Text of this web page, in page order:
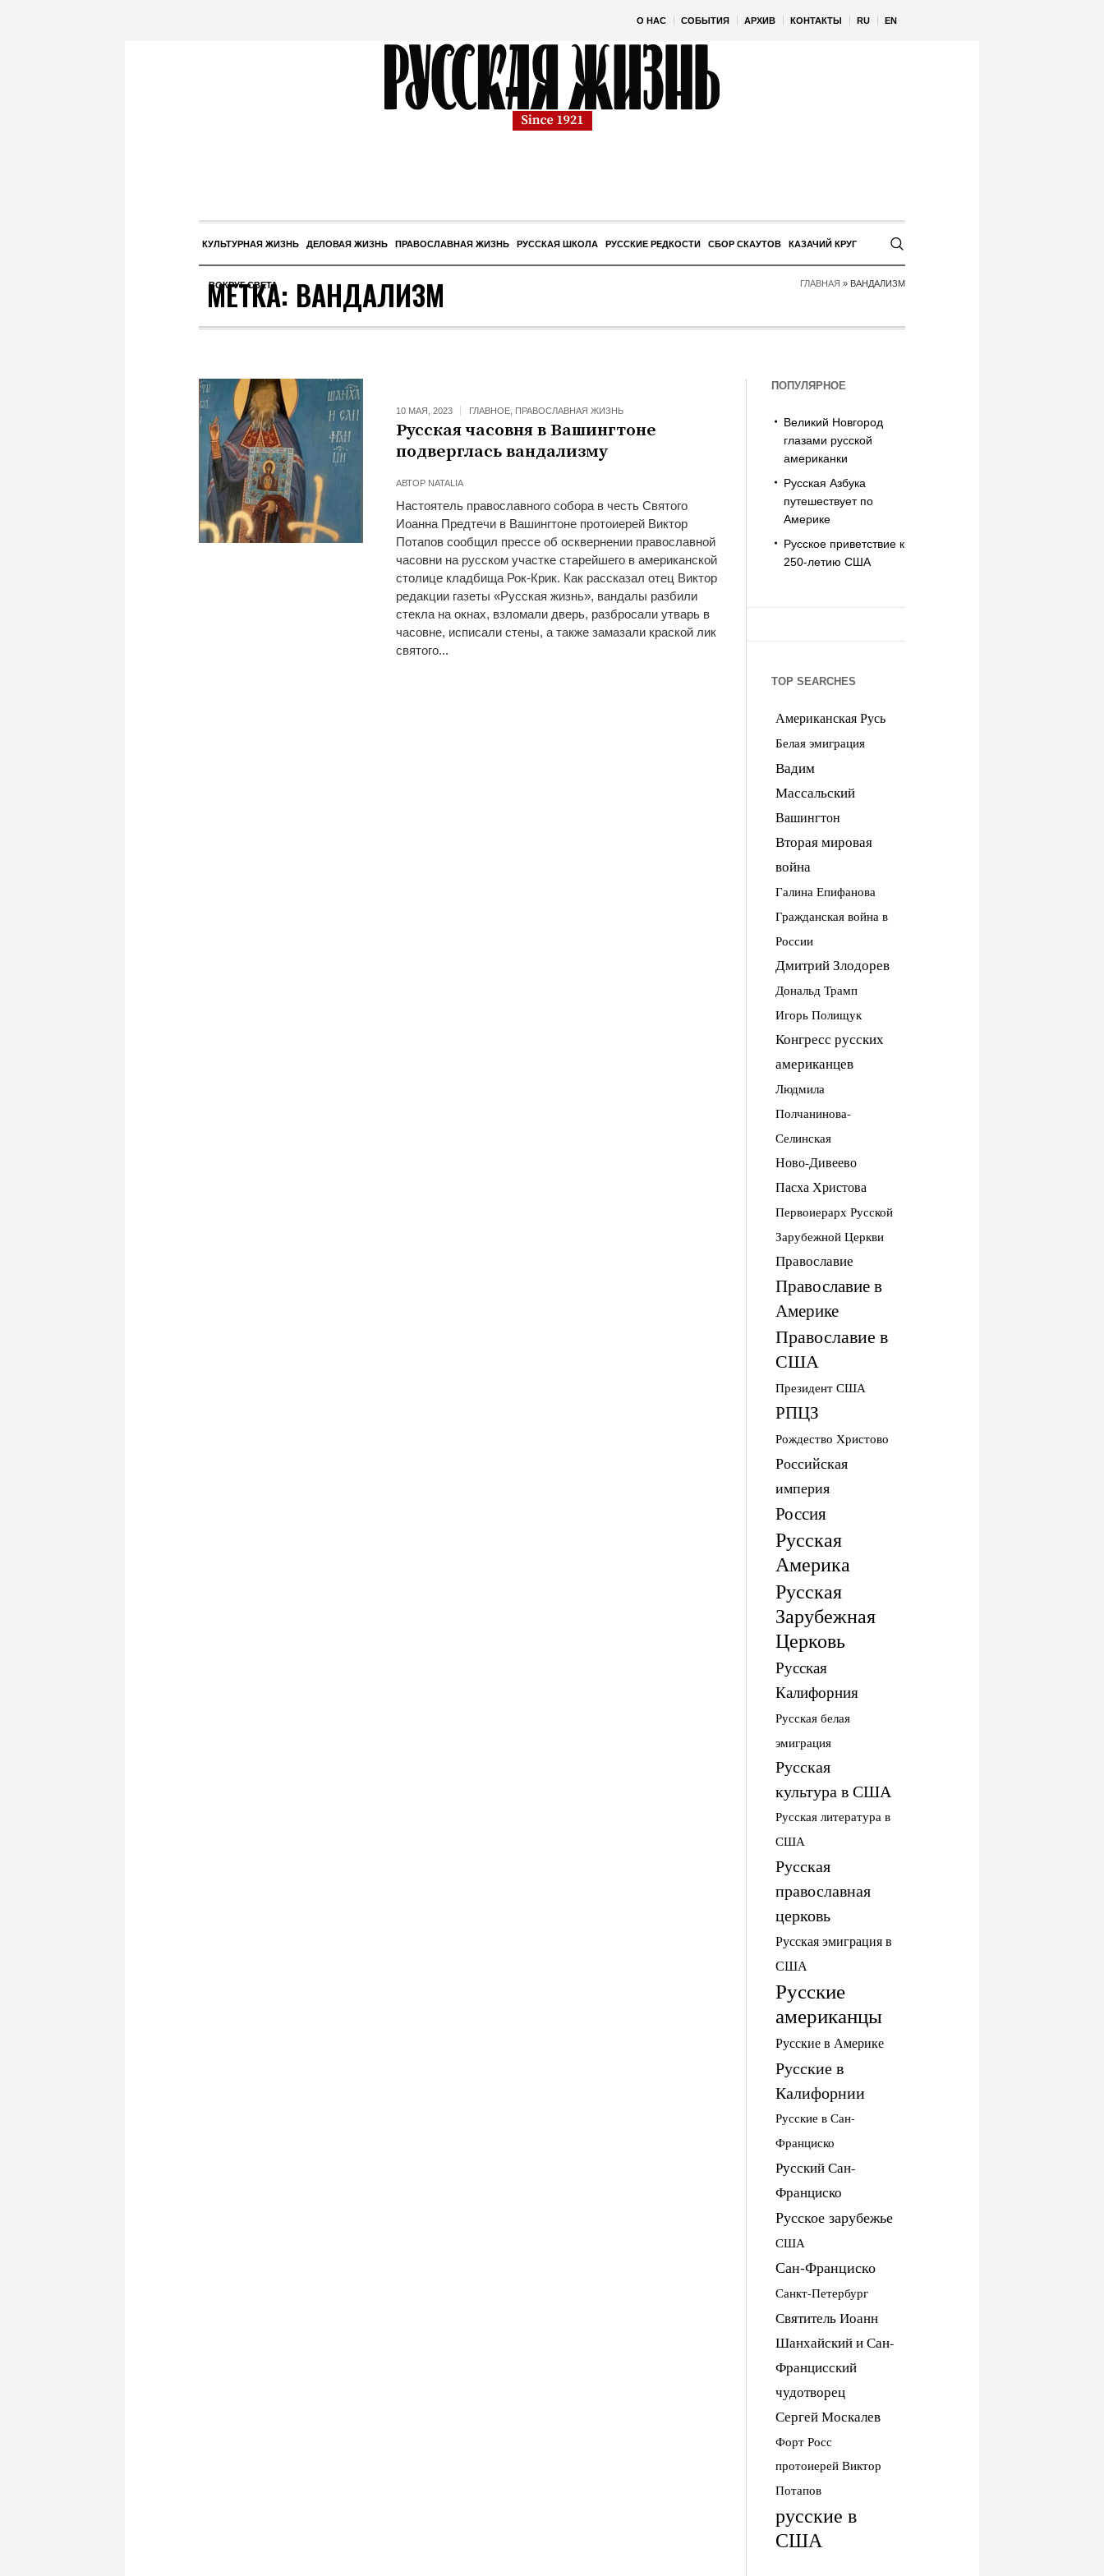
О НАС СОБЫТИЯ АРХИВ КОНТАКТЫ RU EN
КУЛЬТУРНАЯ ЖИЗНЬ ДЕЛОВАЯ ЖИЗНЬ ПРАВОСЛАВНАЯ ЖИЗНЬ РУССКАЯ ШКОЛА РУССКИЕ РЕДКОСТИ СБОР СКАУТОВ КАЗАЧИЙ КРУГ
ВОКРУГ СВЕТА
МЕТКА: ВАНДАЛИЗМ ГЛАВНАЯ » ВАНДАЛИЗМ
10 МАЯ, 2023 ГЛАВНОЕ, ПРАВОСЛАВНАЯ ЖИЗНЬ
Русская часовня в Вашингтоне
подверглась вандализму
АВТОР NATALIA
Настоятель православного собора в честь Святого
Иоанна Предтечи в Вашингтоне протоиерей Виктор
Потапов сообщил прессе об осквернении православной
часовни на русском участке старейшего в американской
столице кладбища Рок-Крик. Как рассказал отец Виктор
редакции газеты «Русская жизнь», вандалы разбили
стекла на окнах, взломали дверь, разбросали утварь в
часовне, исписали стены, а также замазали краской лик
святого...
ПОПУЛЯРНОЕ
Великий Новгород
глазами русской
американки
Русская Азбука
путешествует по
Америке
Русское приветствие к
250-летию США
TOP SEARCHES
Американская Русь
Белая эмиграция
Вадим
Массальский
Вашингтон
Вторая мировая
война
Галина Епифанова
Гражданская война в
России
Дмитрий Злодорев
Дональд Трамп
Игорь Полищук
Конгресс русских
американцев
Людмила
Полчанинова-
Селинская
Ново-Дивеево
Пасха Христова
Первоиерарх Русской
Зарубежной Церкви
Православие
Православие в
Америке
Православие в
США
Президент США
РПЦЗ
Рождество Христово
Российская
империя
Россия
Русская
Америка
Русская
Зарубежная
Церковь
Русская
Калифорния
Русская белая
эмиграция
Русская
культура в США
Русская литература в
США
Русская
православная
церковь
Русская эмиграция в
США
Русские
американцы
Русские в Америке
Русские в
Калифорнии
Русские в Сан-
Франциско
Русский Сан-
Франциско
Русское зарубежье
США
Сан-Франциско
Санкт-Петербург
Святитель Иоанн
Шанхайский и Сан-
Францисский
чудотворец
Сергей Москалев
Форт Росс
протоиерей Виктор
Потапов
русские в
США